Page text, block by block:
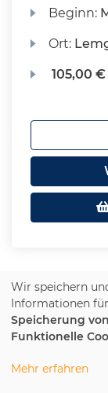
Beginn:
Ort:
105,00 €
Wir speichern
Informationen
Speicherung
Funktionelle
Mehr erfahren